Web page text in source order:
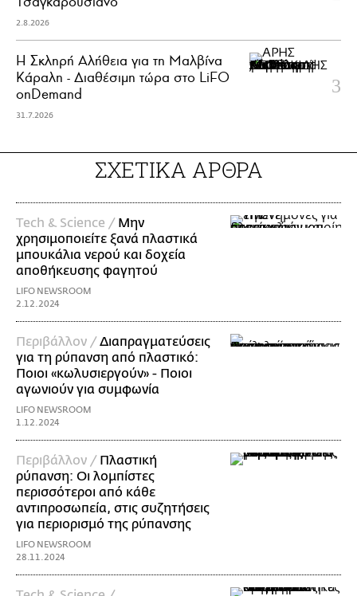
2.8.2026
Η Σκληρή Αλήθεια για τη Μαλβίνα
Κάραλη - Διαθέσιμη τώρα στo LiFO
onDemand
31.7.2026
ΣΧΕΤΙΚΑ ΑΡΘΡΑ
Τech & Science / Μην
χρησιμοποιείτε ξανά πλαστικά
μπουκάλια νερού και δοχεία
αποθήκευσης φαγητού
LIFO NEWSROOM
2.12.2024
Περιβάλλον / Διαπραγματεύσεις
για τη ρύπανση από πλαστικό:
Ποιοι «κωλυσιεργούν» - Ποιοι
αγωνιούν για συμφωνία
LIFO NEWSROOM
1.12.2024
Περιβάλλον / Πλαστική
ρύπανση: Οι λομπίστες
περισσότεροι από κάθε
αντιπροσωπεία, στις συζητήσεις
για περιορισμό της ρύπανσης
LIFO NEWSROOM
28.11.2024